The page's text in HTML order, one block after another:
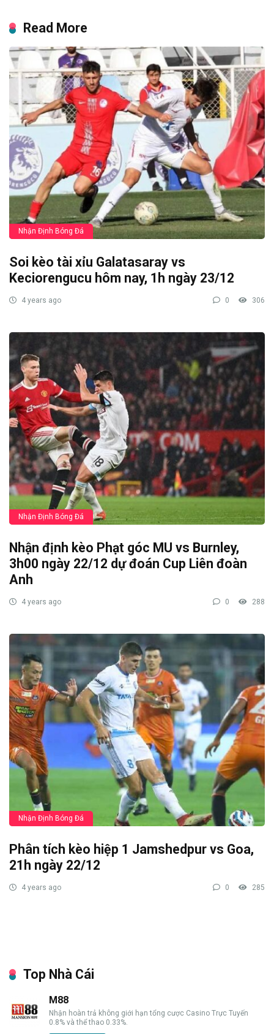
Read More
Nhận Định Bóng Đá
Soi kèo tài xỉu Galatasaray vs
Keciorengucu hôm nay, 1h ngày 23/12
4 years ago 0 306
Nhận Định Bóng Đá
Nhận định kèo Phạt góc MU vs Burnley,
3h00 ngày 22/12 dự đoán Cup Liên đoàn
Anh
4 years ago 0 288
Nhận Định Bóng Đá
Phân tích kèo hiệp 1 Jamshedpur vs Goa,
21h ngày 22/12
4 years ago 0 285
Top Nhà Cái
M88
Nhận hoàn trả không giới hạn tổng cược Casino Trực Tuyến
0.8% và thể thao 0.33%.